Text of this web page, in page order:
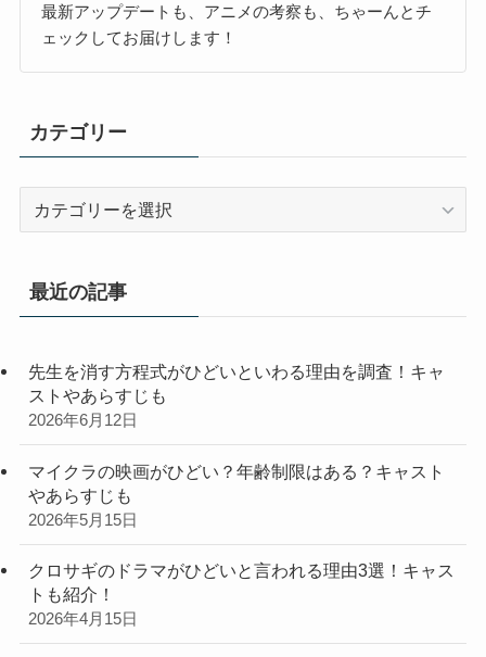
最新アップデートも、アニメの考察も、ちゃーんとチ
ェックしてお届けします！
カテゴリー
リ
最近の記事
先生を消す方程式がひどいといわる理由を調査！キャ
ストやあらすじも
2026年6月12日
マイクラの映画がひどい？年齢制限はある？キャスト
やあらすじも
2026年5月15日
クロサギのドラマがひどいと言われる理由3選！キャス
トも紹介！
2026年4月15日